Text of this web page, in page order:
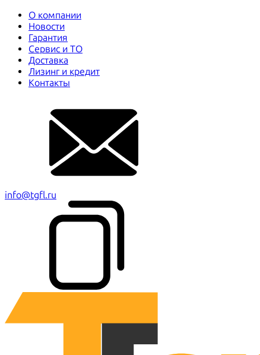
О компании
Новости
Гарантия
Сервис и ТО
Доставка
Лизинг и кредит
Контакты
info@tgfl.ru